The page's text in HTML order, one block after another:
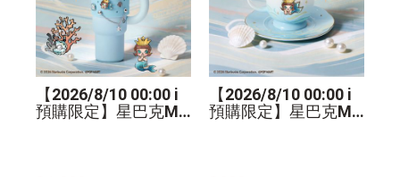
【2026/8/10 00:00 i
預購限定】星巴克MO
【2026/8/10 00:00 i
預購限定】星巴克MO